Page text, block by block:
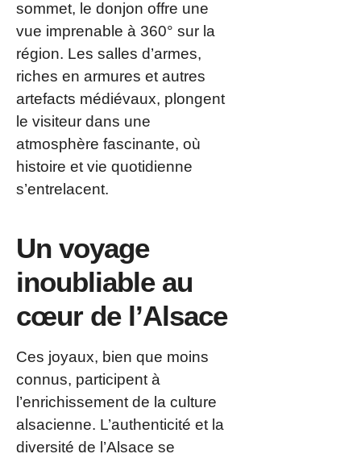
sommet, le donjon offre une
vue imprenable à 360° sur la
région. Les salles d’armes,
riches en armures et autres
artefacts médiévaux, plongent
le visiteur dans une
atmosphère fascinante, où
histoire et vie quotidienne
s’entrelacent.
Un voyage
inoubliable au
cœur de l’Alsace
Ces joyaux, bien que moins
connus, participent à
l’enrichissement de la culture
alsacienne. L’authenticité et la
diversité de l’Alsace se